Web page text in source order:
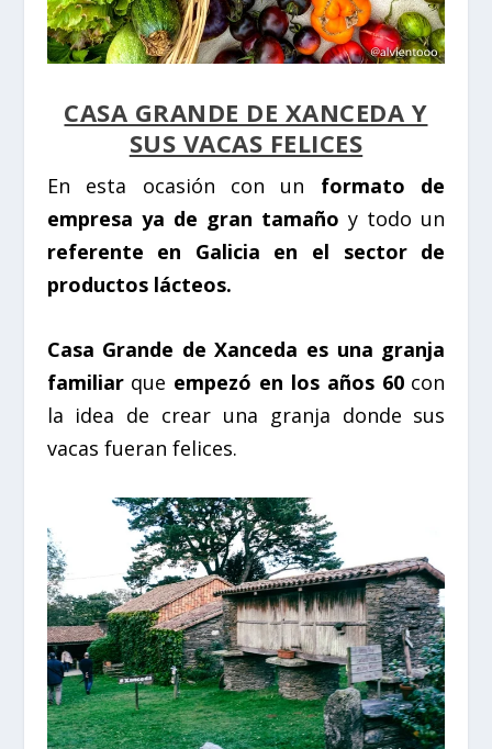
CASA GRANDE DE XANCEDA Y
SUS VACAS FELICES
En esta ocasión con un formato de
empresa ya de gran tamaño y todo un
referente en Galicia en el sector de
productos lácteos.
Casa Grande de Xanceda es una granja
familiarque empezó en los años 60con
la idea de crear una granja donde sus
vacas fueran felices.